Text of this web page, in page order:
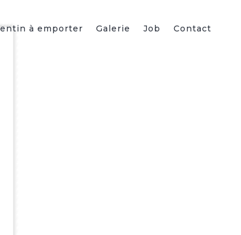
à emporter Galerie Job Contact